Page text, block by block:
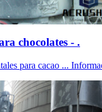
chocolates - .
para cacao ...